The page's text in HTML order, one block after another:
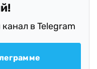
в Telegram